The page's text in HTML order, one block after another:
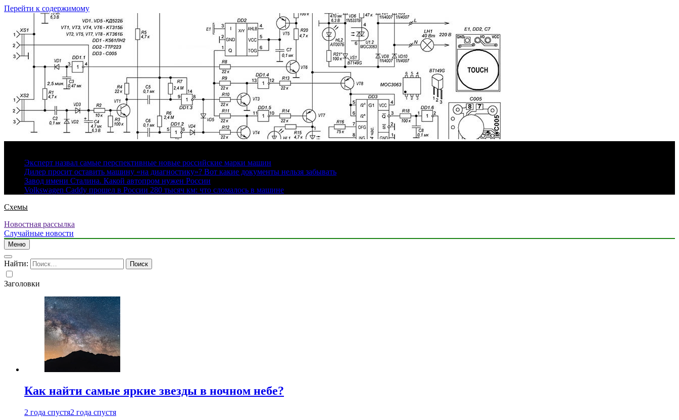
Перейти к содержимому
Эксперт назвал самые перспективные новые российские марки машин
Дилер просит оставить машину «на диагностику»? Вот какие документы нельзя забывать
Завод имени Сталина. Какой автопром нужен России
Volkswagen Caddy прошел в России 280 тысяч км: что сломалось в машине
Схемы
Новостная рассылка
Случайные новости
Меню
Найти:
Заголовки
Как найти самые яркие звезды в ночном небе?
2 года спустя2 года спустя